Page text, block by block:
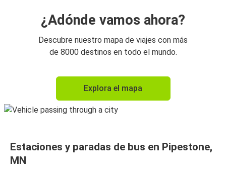
¿Adónde vamos ahora?
Descubre nuestro mapa de viajes con más
de 8000 destinos en todo el mundo.
Explora el mapa
Estaciones y paradas de bus en Pipestone,
MN